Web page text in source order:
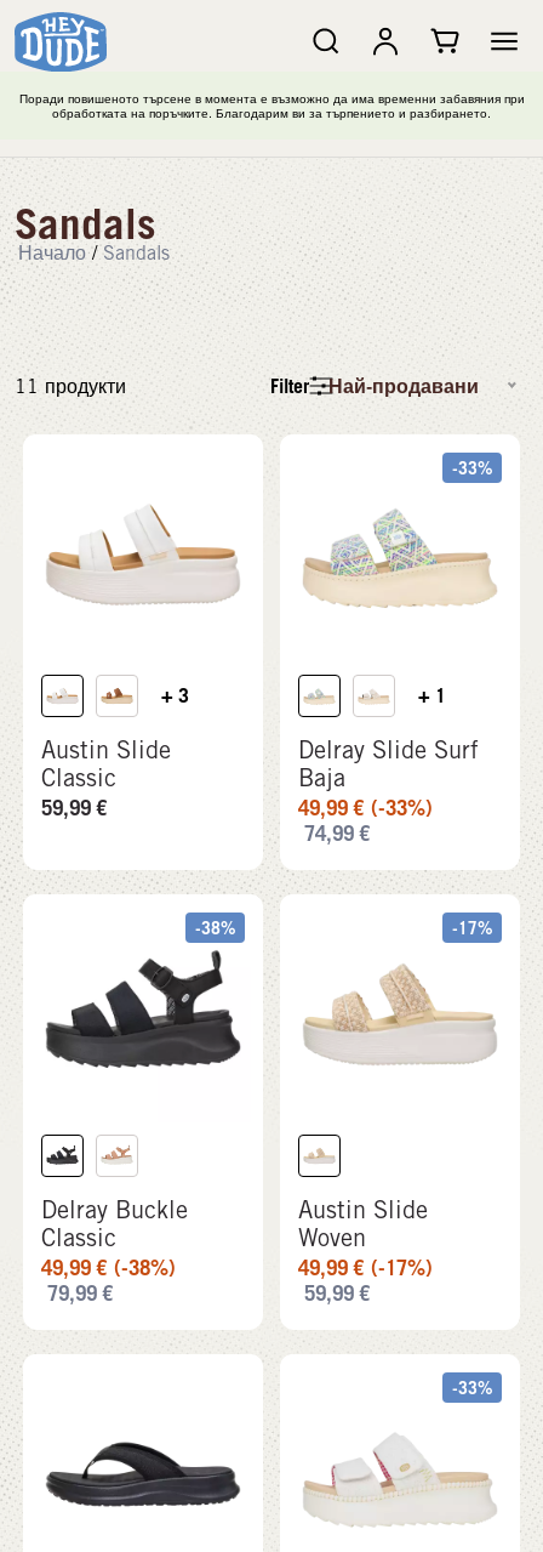
Поради повишеното търсене в момента е възможно да има временни забавяния при
обработката на поръчките. Благодарим ви за търпението и разбирането.
Sandals
Начало / Sandals
11 продукти Filter Най-продавани
+ 3
Austin Slide
Classic
59,99€
-33%
+ 1
Delray Slide Surf
Baja
49,99€ (-33%)
74,99€
-38%
Delray Buckle
Classic
49,99€ (-38%)
79,99€
-17%
Austin Slide
Woven
49,99€ (-17%)
59,99€
-33%